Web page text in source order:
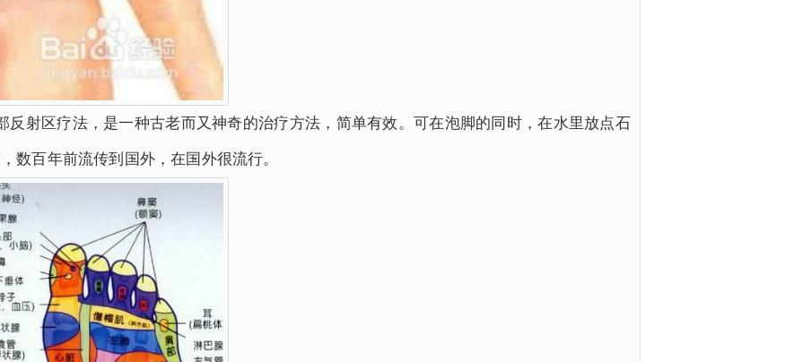
反射区疗法，是一种古老而又神奇的治疗方法，简单有效。可在泡脚的同时，在水里放点石
数百年前流传到国外，在国外很流行。